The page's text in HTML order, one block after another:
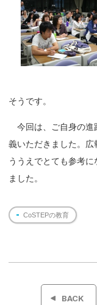
そうです。
今回は、ご自身の進
義いただきました。
ううえでとても参考
ました。
CoSTEPの教育
投
BACK